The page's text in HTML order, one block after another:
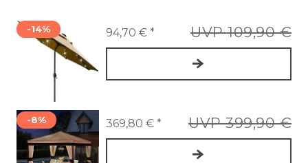
-14% UVP 109,90 €
94,70 € *
-8% UVP 399,90 €
369,80 € *